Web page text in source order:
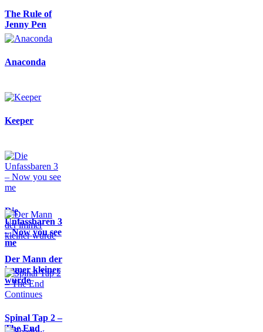
The Rule of
Jenny Pen
Anaconda
Keeper
Die
Unfassbaren 3
– Now you see
me
Der Mann der
immer kleiner
wurde
Spinal Tap 2 –
The End